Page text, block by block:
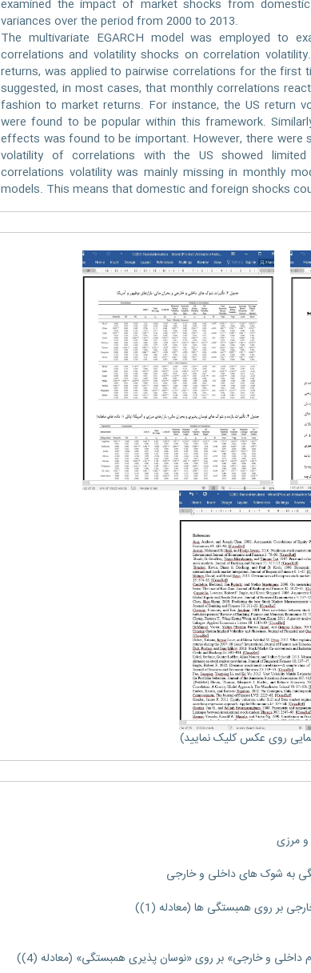
examined the impact of market shocks from
variances over the period from 2000 to 2013.
The multivariate EGARCH model was employed to
correlations and volatility shocks on correlation
returns, was applied to pairwise correlations for the
suggested, in most cases, that monthly correlations
fashion to market returns. For instance, the US return
were found to be popular within this framework.
effects was found to be important. However, there were
volatility of correlations with the US showed
correlations volatility was mainly missing in monthly
models. This means that domestic and foreign shocks
روی عکس کلیک نمایید)